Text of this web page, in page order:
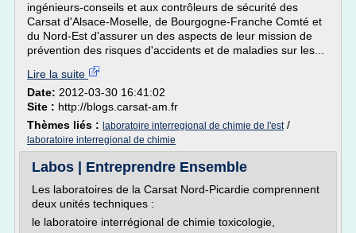
ingénieurs-conseils et aux contrôleurs de sécurité des
Carsat d'Alsace-Moselle, de Bourgogne-Franche Comté et
du Nord-Est d'assurer un des aspects de leur mission de
prévention des risques d'accidents et de maladies sur les...
Lire la suite
Date: 2012-03-30 16:41:02
Site : http://blogs.carsat-am.fr
Thèmes liés : laboratoire interregional de chimie de l'est/
laboratoire interregional de chimie
Labos | Entreprendre Ensemble
Les laboratoires de la Carsat Nord-Picardie comprennent
deux unités techniques :
le laboratoire interrégional de chimie toxicologie,